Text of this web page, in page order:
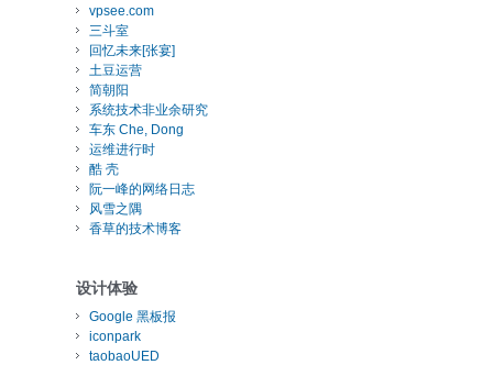
vpsee.com
三斗室
回忆未来[张宴]
土豆运营
简朝阳
系统技术非业余研究
车东 Che, Dong
运维进行时
酷 壳
阮一峰的网络日志
风雪之隅
香草的技术博客
设计体验
Google 黑板报
iconpark
taobaoUED